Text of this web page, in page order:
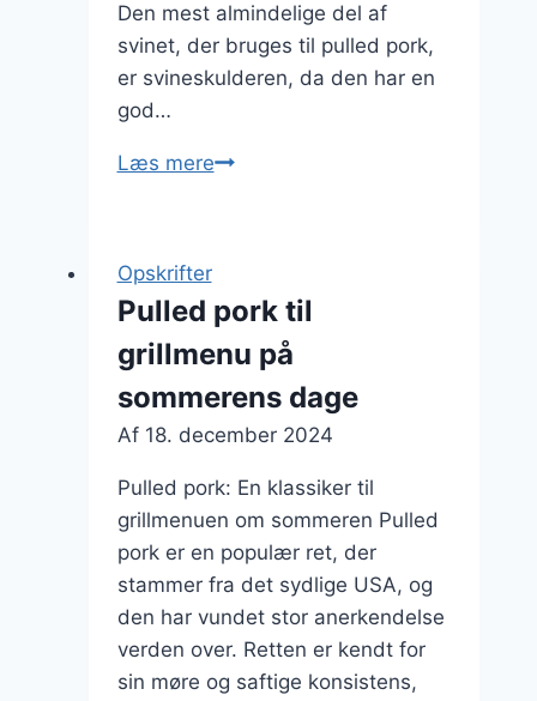
Den mest almindelige del af
svinet, der bruges til pulled pork,
er svineskulderen, da den har en
god…
Læs merePulled
grillfest
Opskrifter
Pulled pork til
grillmenu på
sommerens dage
Af 18. december 2024
Pulled pork: En klassiker til
grillmenuen om sommeren Pulled
pork er en populær ret, der
stammer fra det sydlige USA, og
den har vundet stor anerkendelse
verden over. Retten er kendt for
sin møre og saftige konsistens,